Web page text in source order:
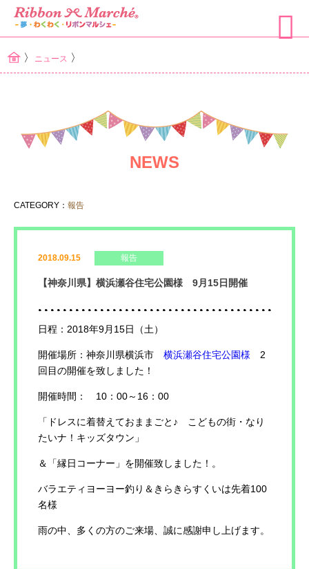
〉 ニュース 〉
NEWS
CATEGORY： 報告
2018.09.15 報告
【神奈川県】横浜瀬谷住宅公園様 9月15日開催
日程：2018年9月15日（土）
開催場所：神奈川県横浜市 横浜瀬谷住宅公園様 2
回目の開催を致しました！
開催時間： 10：00～16：00
「ドレスに着替えておままごと♪ こどもの街・なり
たいナ！キッズタウン」
＆「縁日コーナー」を開催致しました！。
バラエティヨーヨー釣り＆きらきらすくいは先着100
名様
雨の中、多くの方のご来場、誠に感謝申し上げます。